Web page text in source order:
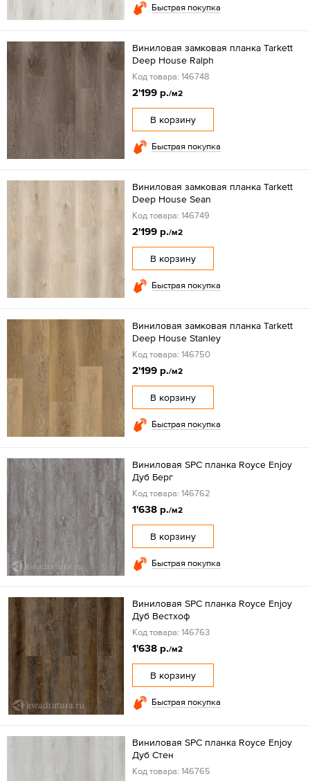
Быстрая покупка
Виниловая замковая планка Tarkett
Deep House Ralph
Код товара: 146748
2'199 р./м2
В корзину
Быстрая покупка
Виниловая замковая планка Tarkett
Deep House Sean
Код товара: 146749
2'199 р./м2
В корзину
Быстрая покупка
Виниловая замковая планка Tarkett
Deep House Stanley
Код товара: 146750
2'199 р./м2
В корзину
Быстрая покупка
Виниловая SPC планка Royce Enjoy
Дуб Берг
Код товара: 146762
1'638 р./м2
В корзину
Быстрая покупка
Виниловая SPC планка Royce Enjoy
Дуб Вестхоф
Код товара: 146763
1'638 р./м2
В корзину
Быстрая покупка
Виниловая SPC планка Royce Enjoy
Дуб Стен
Код товара: 146765